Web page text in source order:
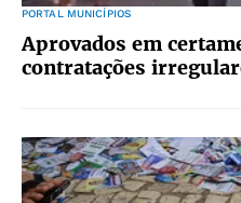
PORTAL MUNICÍPIOS
Aprovados em
contratações